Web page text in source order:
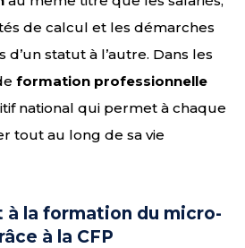
de calcul et les démarches
statut à l’autre. Dans les
formation professionnelle
national qui permet à chaque
tout au long de sa vie
à la formation du micro-
à la CFP